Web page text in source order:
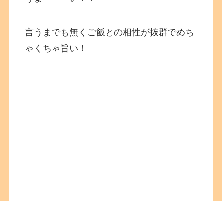
言うまでも無くご飯との相性が抜群でめち
ゃくちゃ旨い！